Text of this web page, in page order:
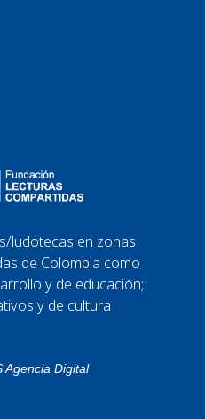
ludotecas en zonas
de Colombia como
y de educación;
y de cultura
Agencia Digital